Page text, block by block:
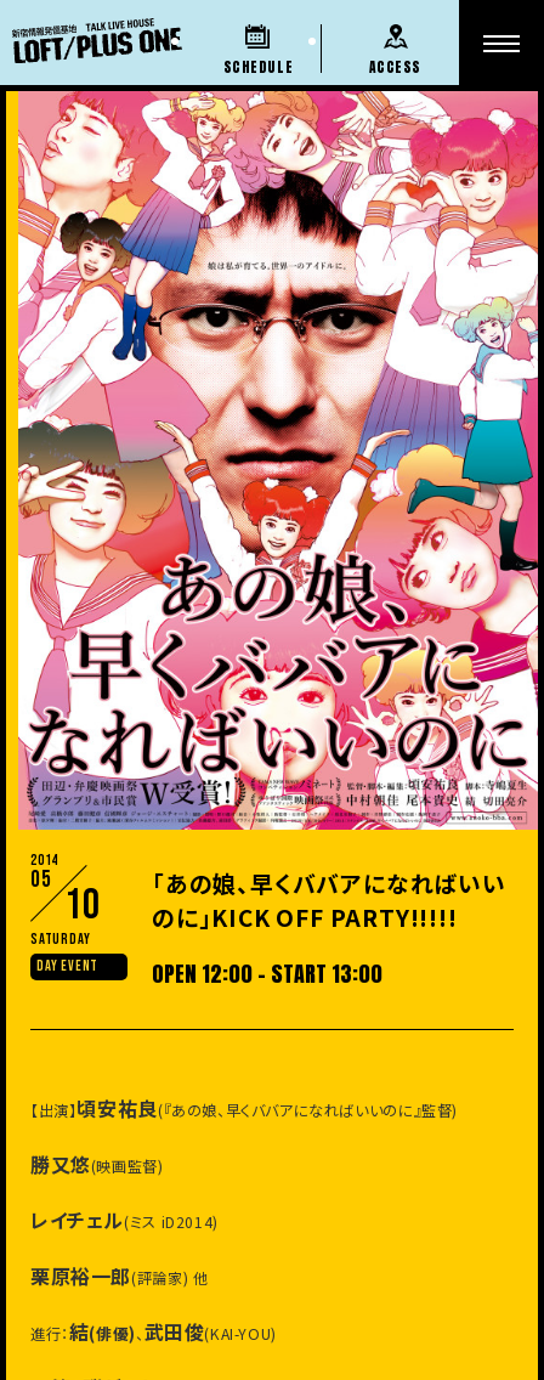
SCHEDULE ACCESS
2014
05
10
Saturday
DAY EVENT
「あの娘、早くババアになればいい
のに」KICK OFF PARTY!!!!!
OPEN 12:00 - START 13:00
【出演】頃安祐良(『あの娘、早くババアになればいいのに』監督)
勝又悠(映画監督)
レイチェル(ミス iD2014)
栗原裕一郎(評論家) 他
進行：結(俳優)、武田俊(KAI-YOU)